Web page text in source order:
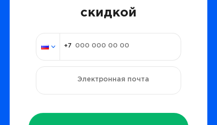
скидкой